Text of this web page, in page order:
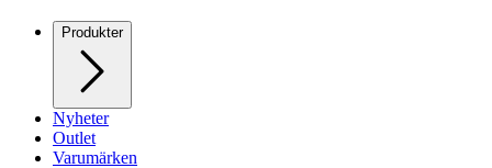
Produkter
Nyheter
Outlet
Varumärken